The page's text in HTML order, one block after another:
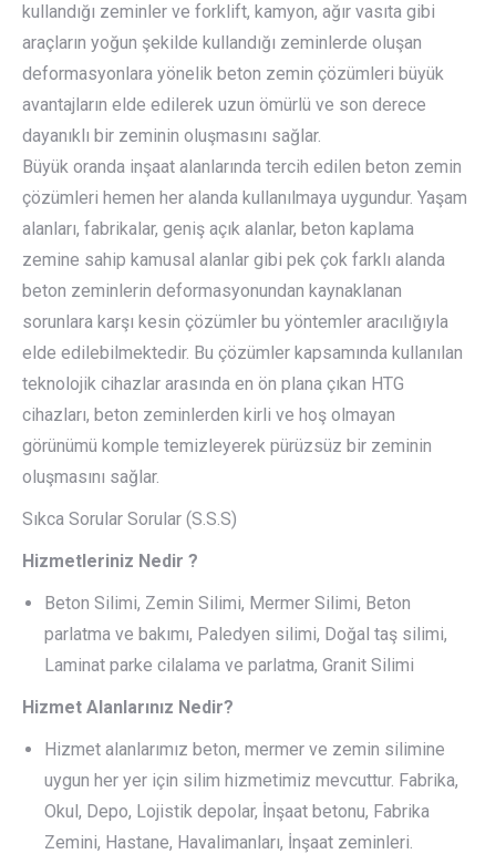
kullandığı zeminler ve forklift, kamyon, ağır vasıta gibi
araçların yoğun şekilde kullandığı zeminlerde oluşan
deformasyonlara yönelik beton zemin çözümleri büyük
avantajların elde edilerek uzun ömürlü ve son derece
dayanıklı bir zeminin oluşmasını sağlar.
Büyük oranda inşaat alanlarında tercih edilen beton zemin
çözümleri hemen her alanda kullanılmaya uygundur. Yaşam
alanları, fabrikalar, geniş açık alanlar, beton kaplama
zemine sahip kamusal alanlar gibi pek çok farklı alanda
beton zeminlerin deformasyonundan kaynaklanan
sorunlara karşı kesin çözümler bu yöntemler aracılığıyla
elde edilebilmektedir. Bu çözümler kapsamında kullanılan
teknolojik cihazlar arasında en ön plana çıkan HTG
cihazları, beton zeminlerden kirli ve hoş olmayan
görünümü komple temizleyerek pürüzsüz bir zeminin
oluşmasını sağlar.
Sıkca Sorular Sorular (S.S.S)
Hizmetleriniz Nedir ?
Beton Silimi, Zemin Silimi, Mermer Silimi, Beton
parlatma ve bakımı, Paledyen silimi, Doğal taş silimi,
Laminat parke cilalama ve parlatma, Granit Silimi
Hizmet Alanlarınız Nedir?
Hizmet alanlarımız beton, mermer ve zemin silimine
uygun her yer için silim hizmetimiz mevcuttur. Fabrika,
Okul, Depo, Lojistik depolar, İnşaat betonu, Fabrika
Zemini, Hastane, Havalimanları, İnşaat zeminleri.